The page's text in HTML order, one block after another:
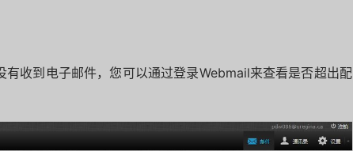
有收到电子邮件，您可以通过登录Webmail来查看是否超出配